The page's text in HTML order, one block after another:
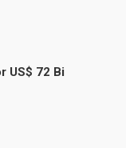
US$ 72 Bi